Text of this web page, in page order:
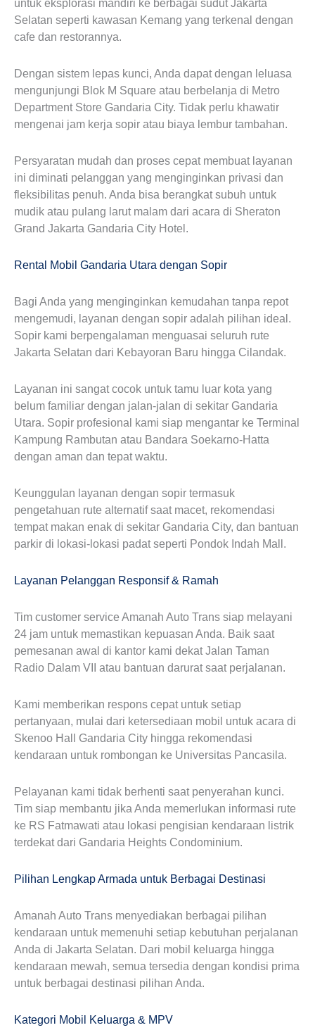
untuk eksplorasi mandiri ke berbagai sudut Jakarta
Selatan seperti kawasan Kemang yang terkenal dengan
cafe dan restorannya.
Dengan sistem lepas kunci, Anda dapat dengan leluasa
mengunjungi Blok M Square atau berbelanja di Metro
Department Store Gandaria City. Tidak perlu khawatir
mengenai jam kerja sopir atau biaya lembur tambahan.
Persyaratan mudah dan proses cepat membuat layanan
ini diminati pelanggan yang menginginkan privasi dan
fleksibilitas penuh. Anda bisa berangkat subuh untuk
mudik atau pulang larut malam dari acara di Sheraton
Grand Jakarta Gandaria City Hotel.
Rental Mobil Gandaria Utara dengan Sopir
Bagi Anda yang menginginkan kemudahan tanpa repot
mengemudi, layanan dengan sopir adalah pilihan ideal.
Sopir kami berpengalaman menguasai seluruh rute
Jakarta Selatan dari Kebayoran Baru hingga Cilandak.
Layanan ini sangat cocok untuk tamu luar kota yang
belum familiar dengan jalan-jalan di sekitar Gandaria
Utara. Sopir profesional kami siap mengantar ke Terminal
Kampung Rambutan atau Bandara Soekarno-Hatta
dengan aman dan tepat waktu.
Keunggulan layanan dengan sopir termasuk
pengetahuan rute alternatif saat macet, rekomendasi
tempat makan enak di sekitar Gandaria City, dan bantuan
parkir di lokasi-lokasi padat seperti Pondok Indah Mall.
Layanan Pelanggan Responsif & Ramah
Tim customer service Amanah Auto Trans siap melayani
24 jam untuk memastikan kepuasan Anda. Baik saat
pemesanan awal di kantor kami dekat Jalan Taman
Radio Dalam VII atau bantuan darurat saat perjalanan.
Kami memberikan respons cepat untuk setiap
pertanyaan, mulai dari ketersediaan mobil untuk acara di
Skenoo Hall Gandaria City hingga rekomendasi
kendaraan untuk rombongan ke Universitas Pancasila.
Pelayanan kami tidak berhenti saat penyerahan kunci.
Tim siap membantu jika Anda memerlukan informasi rute
ke RS Fatmawati atau lokasi pengisian kendaraan listrik
terdekat dari Gandaria Heights Condominium.
Pilihan Lengkap Armada untuk Berbagai Destinasi
Amanah Auto Trans menyediakan berbagai pilihan
kendaraan untuk memenuhi setiap kebutuhan perjalanan
Anda di Jakarta Selatan. Dari mobil keluarga hingga
kendaraan mewah, semua tersedia dengan kondisi prima
untuk berbagai destinasi pilihan Anda.
Kategori Mobil Keluarga & MPV